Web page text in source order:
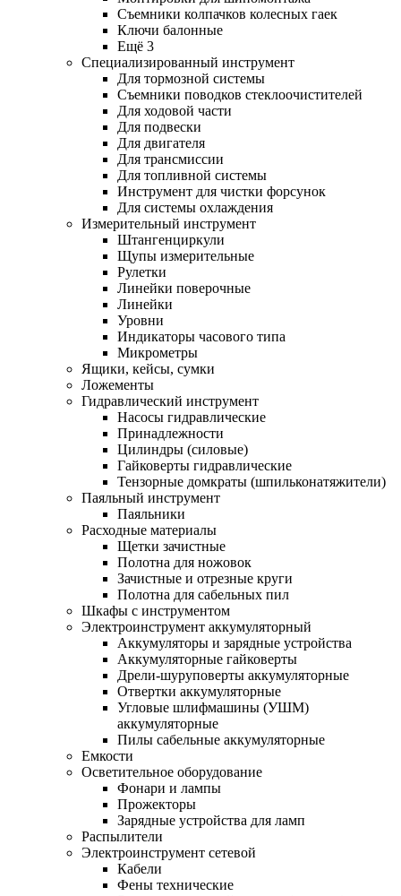
Съемники колпачков колесных гаек
Ключи балонные
Ещё 3
Специализированный инструмент
Для тормозной системы
Съемники поводков стеклоочистителей
Для ходовой части
Для подвески
Для двигателя
Для трансмиссии
Для топливной системы
Инструмент для чистки форсунок
Для системы охлаждения
Измерительный инструмент
Штангенциркули
Щупы измерительные
Рулетки
Линейки поверочные
Линейки
Уровни
Индикаторы часового типа
Микрометры
Ящики, кейсы, сумки
Ложементы
Гидравлический инструмент
Насосы гидравлические
Принадлежности
Цилиндры (силовые)
Гайковерты гидравлические
Тензорные домкраты (шпильконатяжители)
Паяльный инструмент
Паяльники
Расходные материалы
Щетки зачистные
Полотна для ножовок
Зачистные и отрезные круги
Полотна для сабельных пил
Шкафы с инструментом
Электроинструмент аккумуляторный
Аккумуляторы и зарядные устройства
Аккумуляторные гайковерты
Дрели-шуруповерты аккумуляторные
Отвертки аккумуляторные
Угловые шлифмашины (УШМ)
аккумуляторные
Пилы сабельные аккумуляторные
Емкости
Осветительное оборудование
Фонари и лампы
Прожекторы
Зарядные устройства для ламп
Распылители
Электроинструмент сетевой
Кабели
Фены технические